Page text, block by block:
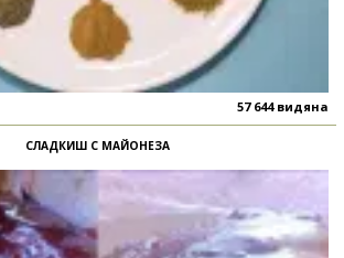
57 644 видяна
СЛАДКИШ С МАЙОНЕЗА